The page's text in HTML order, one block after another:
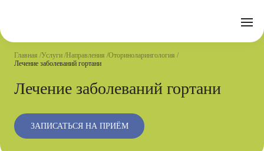
Страховые организации
Новости
Услуги
Направления
Контакты
Главная Услуги Направления Оториноларингология
Лечение заболеваний гортани
Лечение заболеваний гортани
ЗАПИСАТЬСЯ НА ПРИЁМ